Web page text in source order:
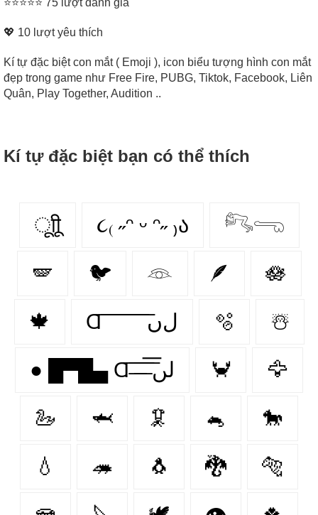
⭐⭐⭐⭐⭐ 75 lượt đánh giá
💖 10 lượt yêu thích
Kí tự đặc biệt con mắt ( Emoji ), icon biểu tượng hình con mắt
đẹp trong game như Free Fire, PUBG, Tiktok, Facebook, Liên
Quân, Play Together, Audition ..
Kí tự đặc biệt bạn có thể thích
ूाीू ૮₍ ˶ᵔ ᵕ ᵔ˶ ₎ა 𓀐𓂸
🪽 🐦 𓁻 🪶 🪷
🍁 Ɑ͞ ͞ ͞ ͞ ͞ ͞ ͞ ͞ لﮞ 🫧 ☃️
● █▀█▄ Ɑ͞ ̶͞ ̶͞ ̶͞ لں͞ 🦀 🦅
🦢 🦈 🦑 🐁 🐎
💧 🦔 🐧 🐉 🐅